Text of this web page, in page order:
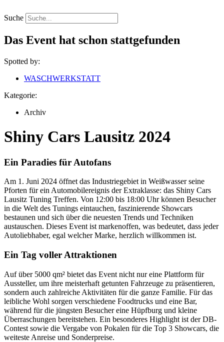
Inhalt
springen
Suche
Das Event hat schon stattgefunden
Spotted by:
WASCHWERKSTATT
Kategorie:
Archiv
Shiny Cars Lausitz 2024
Ein Paradies für Autofans
Am 1. Juni 2024 öffnet das Industriegebiet in Weißwasser seine
Pforten für ein Automobilereignis der Extraklasse: das Shiny Cars
Lausitz Tuning Treffen. Von 12:00 bis 18:00 Uhr können Besucher
in die Welt des Tunings eintauchen, faszinierende Showcars
bestaunen und sich über die neuesten Trends und Techniken
austauschen. Dieses Event ist markenoffen, was bedeutet, dass jeder
Autoliebhaber, egal welcher Marke, herzlich willkommen ist.
Ein Tag voller Attraktionen
Auf über 5000 qm² bietet das Event nicht nur eine Plattform für
Aussteller, um ihre meisterhaft getunten Fahrzeuge zu präsentieren,
sondern auch zahlreiche Aktivitäten für die ganze Familie. Für das
leibliche Wohl sorgen verschiedene Foodtrucks und eine Bar,
während für die jüngsten Besucher eine Hüpfburg und kleine
Überraschungen bereitstehen. Ein besonderes Highlight ist der DB-
Contest sowie die Vergabe von Pokalen für die Top 3 Showcars, die
weiteste Anreise und Sonderpreise.